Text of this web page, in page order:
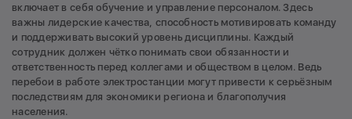
включает в себя обучение и управление персоналом. Здесь
важны лидерские качества, способность мотивировать команду
и поддерживать высокий уровень дисциплины. Каждый
сотрудник должен чётко понимать свои обязанности и
ответственность перед коллегами и обществом в целом. Ведь
перебои в работе электростанции могут привести к серьёзным
последствиям для экономики региона и благополучия
населения.